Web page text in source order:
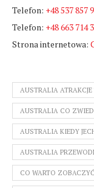
Telefon: +48 537 857
Telefon: +48 663 714
Strona internetowa:
AUSTRALIA
AUSTRALIA CO
AUSTRALIA KIEDY
AUSTRALIA
CO WARTO